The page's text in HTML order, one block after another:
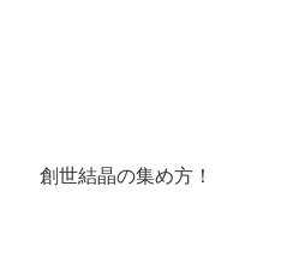
創世結晶の集め方！